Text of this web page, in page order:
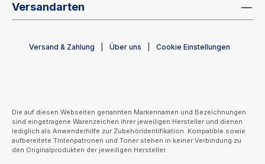
Versandarten
Versand & Zahlung Über uns Cookie Einstellungen
Die auf diesen Webseiten genannten Markennamen und Bezeichnungen
sind eingetragene Warenzeichen ihrer jeweiligen Hersteller und dienen
lediglich als Anwenderhilfe zur Zubehöridentifikation. Kompatible sowie
aufbereitete Tintenpatronen und Toner stehen in keiner Verbindung zu
den Originalprodukten der jeweiligen Hersteller.